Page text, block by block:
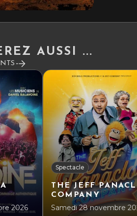
AUSSI ...
2026
Spectacle
THE JEFF
COMPANY
Samedi 28 novembre